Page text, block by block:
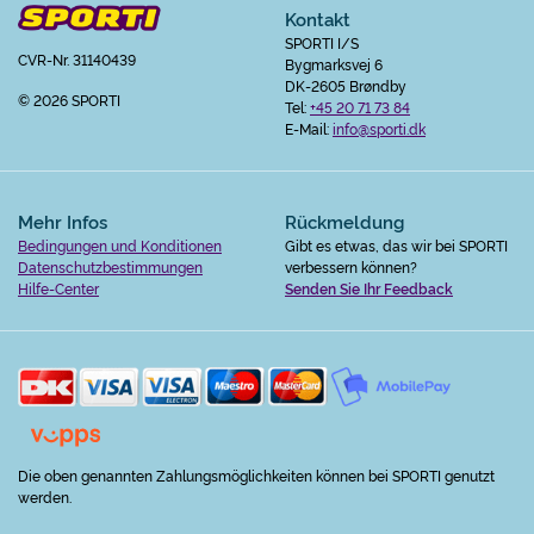
CVR-Nr. 31140439
© 2026 SPORTI
Kontakt
SPORTI I/S
Bygmarksvej 6
DK-2605 Brøndby
Tel:+45 20 71 73 84
E-Mail:info@sporti.dk
Mehr Infos
Bedingungen und Konditionen
Datenschutzbestimmungen
Hilfe-Center
Rückmeldung
Gibt es etwas, das wir bei SPORTI
verbessern können?
Senden Sie Ihr Feedback
Die oben genannten Zahlungsmöglichkeiten können bei SPORTI genutzt
werden.